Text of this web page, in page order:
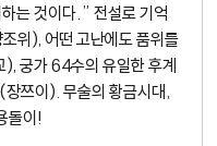
는 것이다.” 전설로 기억
위), 어떤 고난에도 품위를
), 궁가 64수의 유일한 후계
장쯔이). 무술의 황금시대,
돌이!